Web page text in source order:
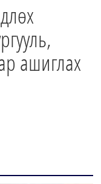
ашиглах